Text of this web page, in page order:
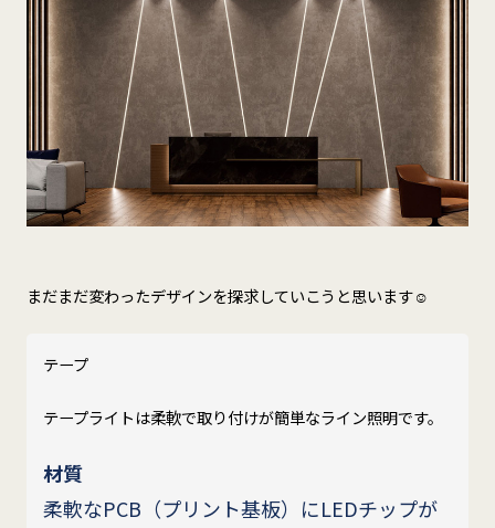
まだまだ変わったデザインを探求していこうと思います☺
テープ
テープライトは柔軟で取り付けが簡単なライン照明です。
材質
柔軟なPCB（プリント基板）にLEDチップが